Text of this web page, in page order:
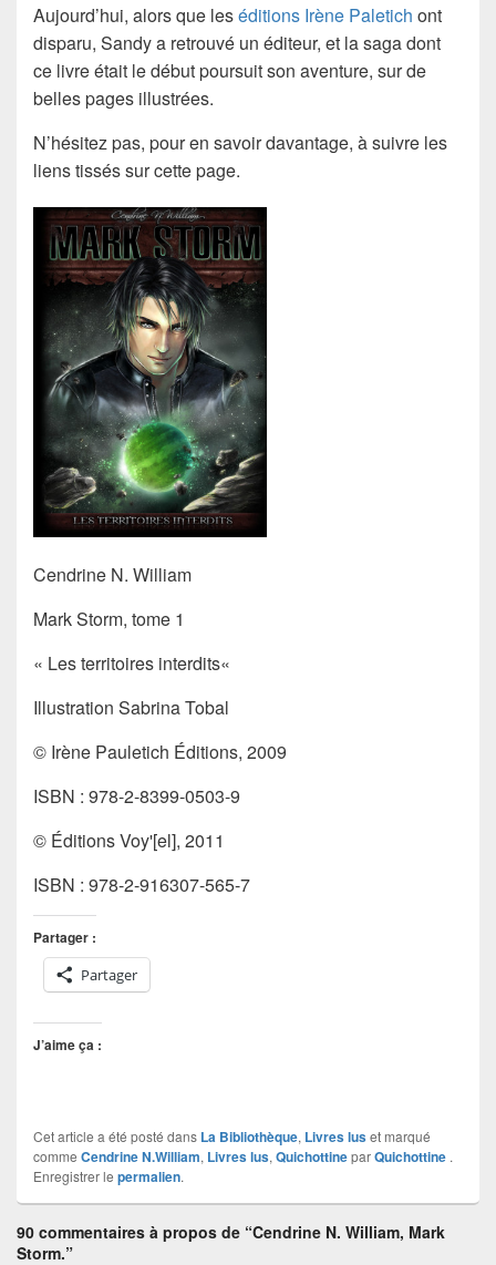
Aujourd’hui, alors que leséditions Irène Paletich ont
disparu, Sandy a retrouvé un éditeur, et la saga dont
ce livre était le début poursuit son aventure, sur de
belles pages illustrées.
N’hésitez pas, pour en savoir davantage, à suivre les
liens tissés sur cette page.
Cendrine N. William
Mark Storm, tome 1
« Les territoires interdits«
Illustration Sabrina Tobal
© Irène Pauletich Éditions, 2009
ISBN : 978-2-8399-0503-9
© Éditions Voy'[el], 2011
ISBN : 978-2-916307-565-7
Partager :
Partager
J’aime ça :
Cet article a été posté dans La Bibliothèque, Livres luset marqué
comme Cendrine N.William, Livres lus, QuichottineparQuichottine .
Enregistrer le permalien.
90 commentaires à propos de “Cendrine N. William, Mark
Storm.”